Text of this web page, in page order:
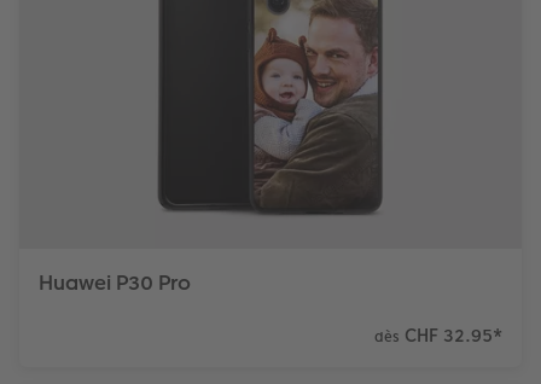
Huawei P30 Pro
dès CHF 32.95*